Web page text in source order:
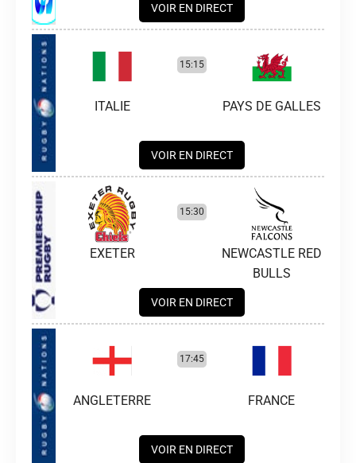
VOIR EN DIRECT
ITALIE
15:15
VOIR EN DIRECT
PAYS DE GALLES
EXETER
15:30
VOIR EN DIRECT
NEWCASTLE RED
BULLS
ANGLETERRE
17:45
VOIR EN DIRECT
FRANCE